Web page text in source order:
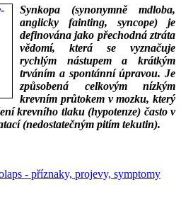
Synkopa (synonymně mdloba,
anglicky fainting, syncope) je
definována jako přechodná ztráta
vědomí, která se vyznačuje
rychlým nástupem a krátkým
trváním a spontánní úpravou. Je
způsobená celkovým nízkým
krevním průtokem v mozku, který
krevního tlaku (hypotenze) často v
(nedostatečným pitím tekutin).
- příznaky, projevy, symptomy